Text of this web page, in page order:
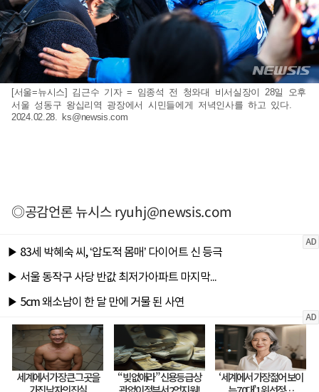
[서울=뉴시스] 김근수 기자 = 임종석 전 청와대 비서실장이 28일 오후
서울 성동구 왕십리역 광장에서 시민들에게 저녁인사를 하고 있다.
2024.02.28. ks@newsis.com
◎공감언론 뉴시스ryuhj@newsis.com